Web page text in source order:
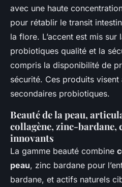
avec une haute
pour rétablir le transit
la flore. L’accent est mis sur
probiotiques qualité et la
compris la disponibilité de
sécurité. Ces produits
secondaires probiotiques.
Beauté de la peau,
collagène, zinc-bardane,
innovants
La gamme beauté combine
peau, zinc bardane pour
bardane, et actifs naturels